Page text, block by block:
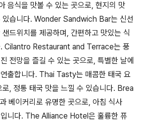
음식을 맛볼 수 있는 곳으로, 현지의 맛
있습니다. Wonder Sandwich Bar는 신선
드위치를 제공하며, 간편하고 맛있는 식
. Cilantro Restaurant and Terrace는 풍
전망을 즐길 수 있는 곳으로, 특별한 날에
출합니다. Thai Tasty는 매콤한 태국 요
로, 정통 태국 맛을 느낄 수 있습니다. Brea
베이커리로 유명한 곳으로, 아침 식사
입니다. The Alliance Hotel은 훌륭한 퓨